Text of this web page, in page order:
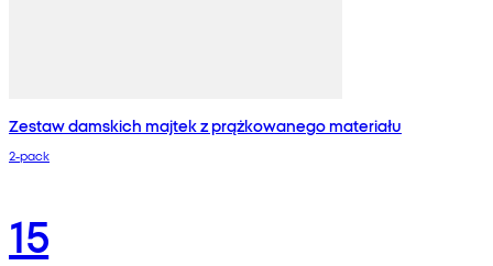
Zestaw damskich majtek z prążkowanego materiału
2-pack
15